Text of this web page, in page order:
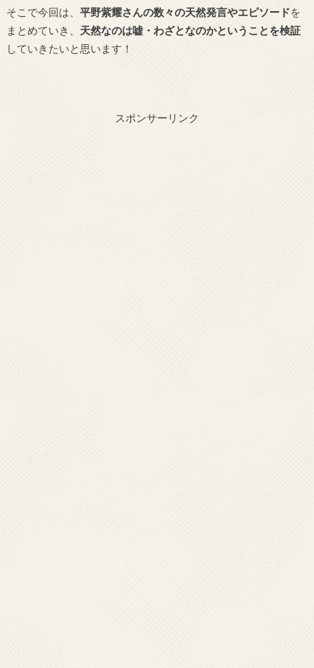
そこで今回は、 平野紫耀さんの数々の天然発言やエピソードを
まとめていき、 天然なのは嘘・わざとなのかということを検証
していきたいと思います！
スポンサーリンク